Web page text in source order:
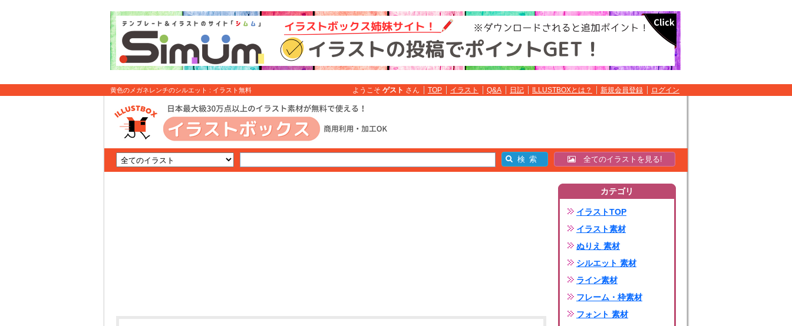
黄色のメガネレンチのシルエット : イラスト無料 ようこそ ゲスト さん TOP イラスト Q&A 日記 ILLUSTBOXとは？ 新規会員登録 ログイン
全てのイラストを見る!
カテゴリ
イラストTOP
イラスト素材
ぬりえ 素材
シルエット 素材
ライン素材
フレーム・枠素材
フォント 素材